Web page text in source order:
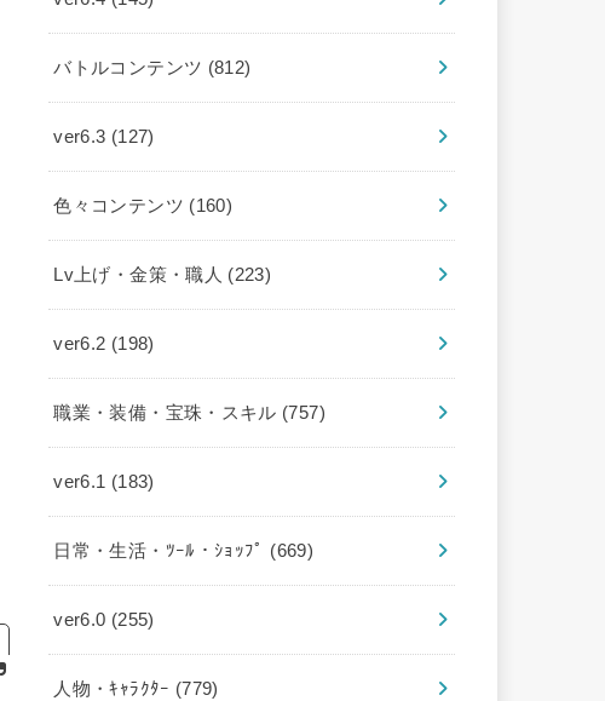
バトルコンテンツ (812)
ver6.3 (127)
色々コンテンツ (160)
Lv上げ・金策・職人 (223)
ver6.2 (198)
職業・装備・宝珠・スキル (757)
ver6.1 (183)
日常・生活・ﾂｰﾙ・ｼｮｯﾌﾟ (669)
ver6.0 (255)
人物・ｷｬﾗｸﾀｰ (779)